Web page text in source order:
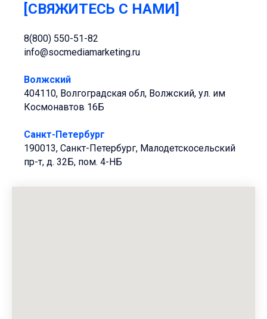
[СВЯЖИТЕСЬ С НАМИ]
8(800) 550-51-82
info@socmediamarketing.ru
Волжский
404110, Волгоградская обл, Волжский, ул. им
Космонавтов 16Б
Санкт-Петербург
190013, Санкт-Петербург, Малодетскосельский
пр-т, д. 32Б, пом. 4-НБ